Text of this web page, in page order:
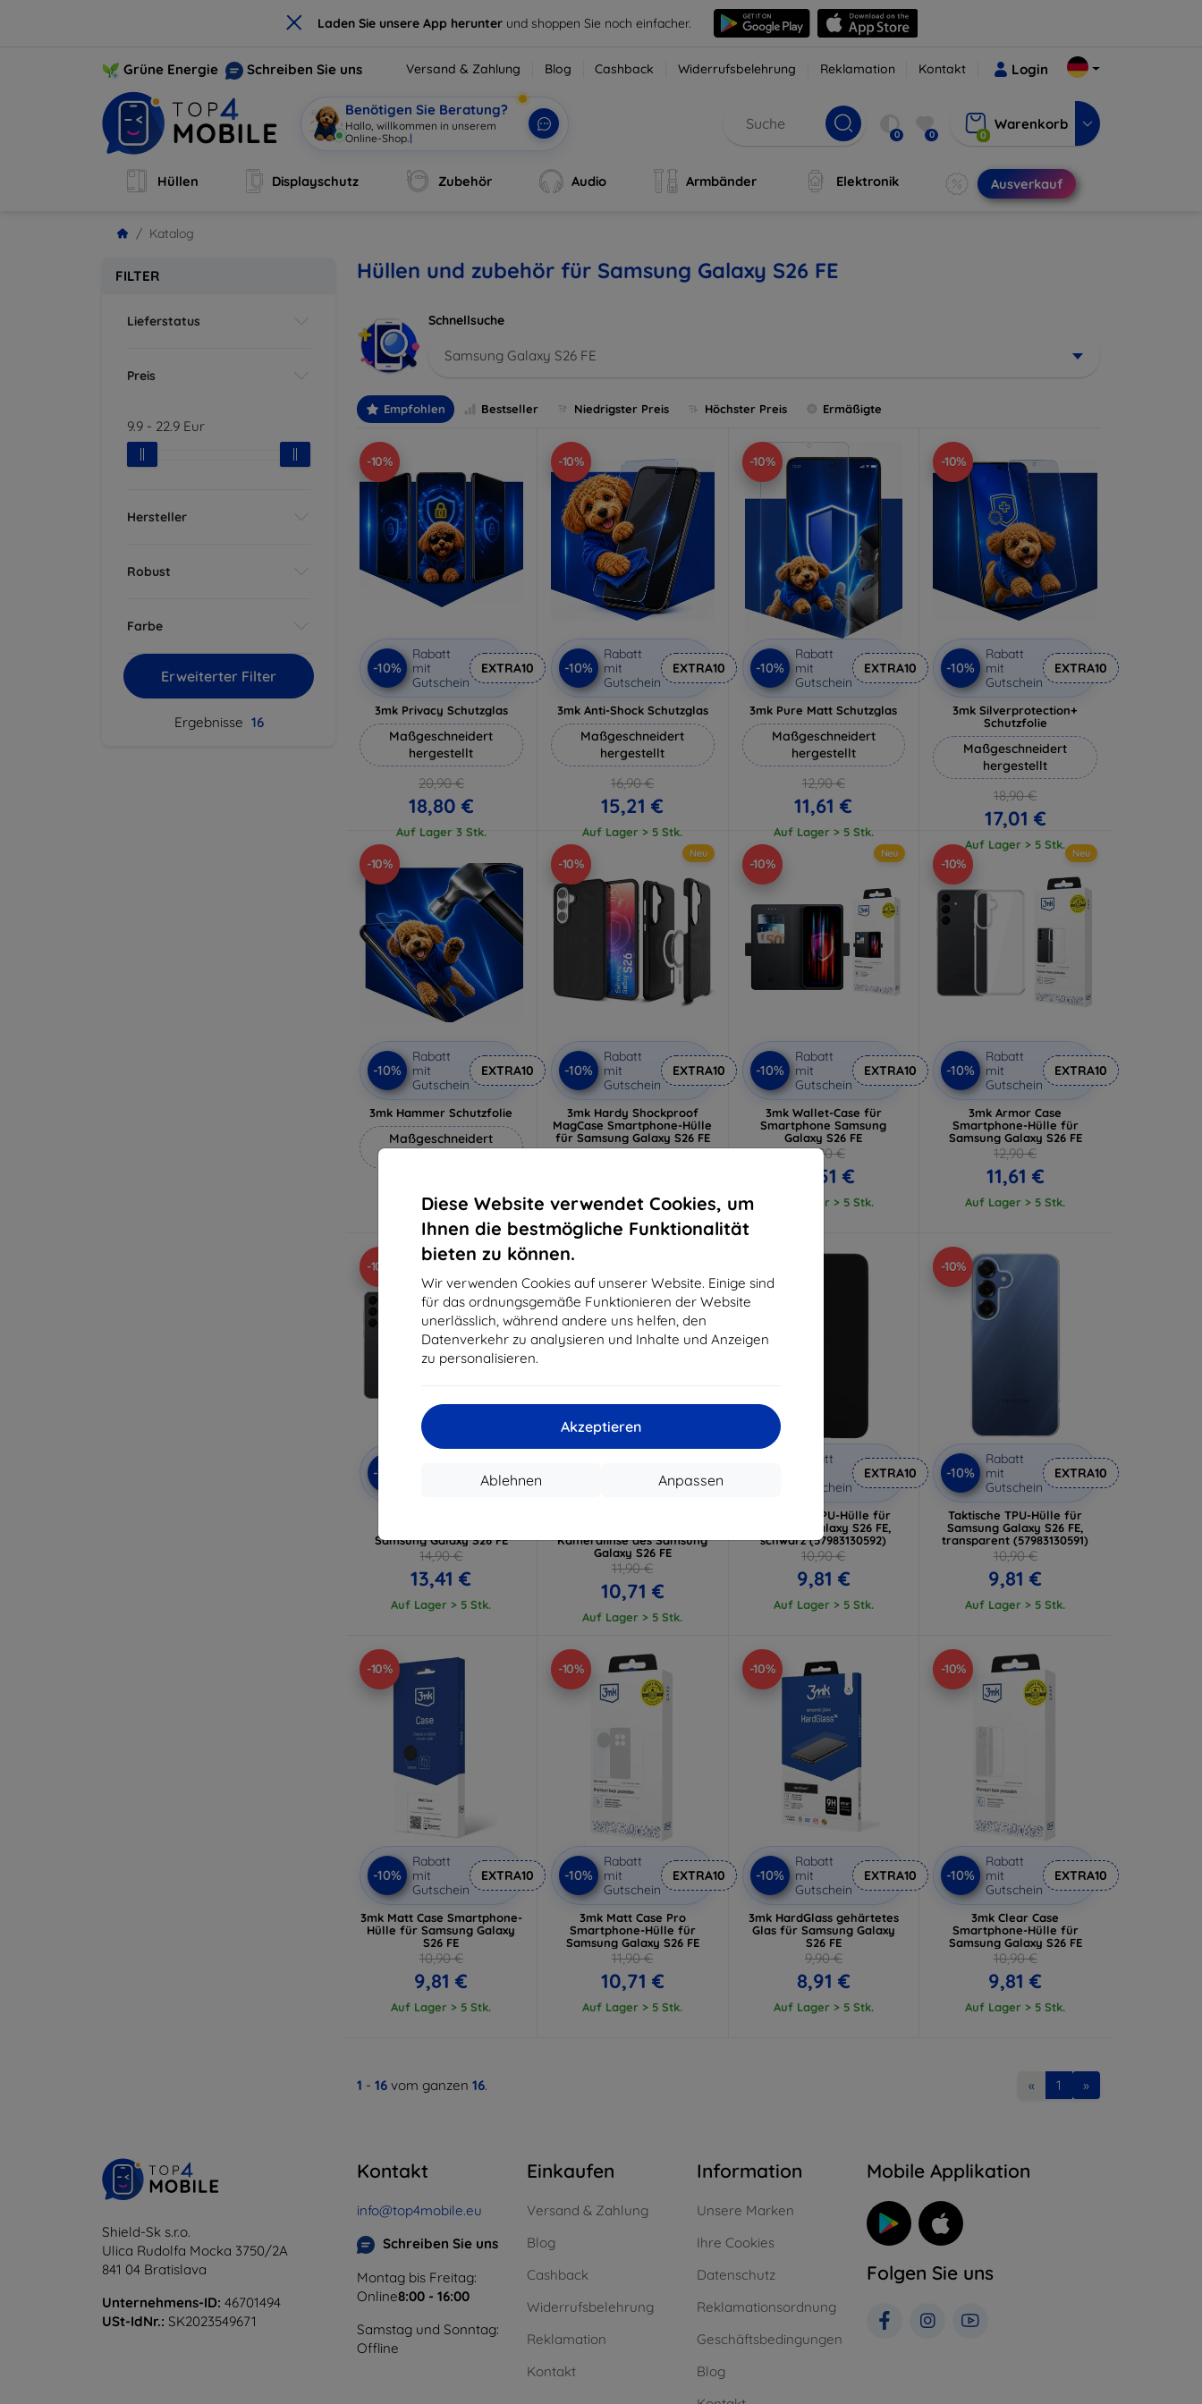
× Laden Sie unsere App herunter und shoppen Sie noch einfacher.
Diese Website verwendet Cookies, um
Ihnen die bestmögliche Funktionalität
bieten zu können.
Wir verwenden Cookies auf unserer Website. Einige sind
für das ordnungsgemäße Funktionieren der Website
unerlässlich, während andere uns helfen, den
Datenverkehr zu analysieren und Inhalte und Anzeigen
zu personalisieren.
Akzeptieren
Anpassen
Ablehnen
Grüne Energie Schreiben Sie uns Versand & Zahlung Blog Cashback Widerrufsbelehrung Reklamation Kontakt Login
Benötigen Sie Beratung?
Hallo, willkommen in unserem 0 0 0
Warenkorb
Hüllen Displayschutz Zubehör Audio Armbänder Elektronik Ausverkauf
Katalog
FILTER
Lieferstatus
Preis
9.9 - 22.9 Eur
Hersteller
Robust
Farbe
Erweiterter Filter
Ergebnisse 16
Hüllen und zubehör für Samsung Galaxy S26 FE
Schnellsuche
Samsung Galaxy S26 FE
Empfohlen Bestseller Niedrigster Preis Höchster Preis Ermäßigte
-10%
-10%
Rabatt
mit
Gutschein
EXTRA10
3mk Privacy Schutzglas
Maßgeschneidert
hergestellt
20,90 €
18,80 €
Auf Lager 3 Stk.
-10%
-10%
Rabatt
mit
Gutschein
EXTRA10
3mk Anti-Shock Schutzglas
Maßgeschneidert
hergestellt
16,90 €
15,21 €
Auf Lager > 5 Stk.
-10%
-10%
Rabatt
mit
Gutschein
EXTRA10
3mk Pure Matt Schutzglas
Maßgeschneidert
hergestellt
12,90 €
11,61 €
Auf Lager > 5 Stk.
-10%
-10%
Rabatt
mit
Gutschein
EXTRA10
3mk Silverprotection+
Schutzfolie
Maßgeschneidert
hergestellt
18,90 €
17,01 €
Auf Lager > 5 Stk.
-10%
-10%
Rabatt
mit
Gutschein
EXTRA10
3mk Hammer Schutzfolie
Maßgeschneidert
17,91 €
Auf Lager 4 Stk.
-10%
Neu
-10%
Rabatt
mit
Gutschein
EXTRA10
3mk Hardy Shockproof
MagCase Smartphone-Hülle
für Samsung Galaxy S26 FE
22,90 €
Auf Lager > 5 Stk.
-10%
Neu
-10%
Rabatt
mit
Gutschein
EXTRA10
3mk Wallet-Case für
Smartphone Samsung
Galaxy S26 FE
13,90 €
12,51 €
Auf Lager > 5 Stk.
-10%
Neu
-10%
Rabatt
mit
Gutschein
EXTRA10
3mk Armor Case
Smartphone-Hülle für
Samsung Galaxy S26 FE
12,90 €
11,61 €
Auf Lager > 5 Stk.
-10%
Neu
-10% EXTRA10
Samsung Galaxy S26 FE
14,90 €
13,41 €
Auf Lager > 5 Stk.
Gutschein
Kameralinse des Samsung
Galaxy S26 FE
11,90 €
10,71 €
Auf Lager > 5 Stk.
Rabatt
Gutschein
EXTRA10
Taktische TPU-Hülle für
Samsung Galaxy S26 FE,
schwarz (57983130592)
10,90 €
9,81 €
Auf Lager > 5 Stk.
-10%
-10%
Rabatt
mit
Gutschein
EXTRA10
Taktische TPU-Hülle für
Samsung Galaxy S26 FE,
transparent (57983130591)
10,90 €
9,81 €
Auf Lager > 5 Stk.
-10%
-10%
Rabatt
mit
Gutschein
EXTRA10
3mk Matt Case Smartphone-
Hülle für Samsung Galaxy
S26 FE
10,90 €
9,81 €
Auf Lager > 5 Stk.
-10%
-10%
Rabatt
mit
Gutschein
EXTRA10
3mk Matt Case Pro
Smartphone-Hülle für
Samsung Galaxy S26 FE
11,90 €
10,71 €
Auf Lager > 5 Stk.
-10%
-10%
Rabatt
mit
Gutschein
EXTRA10
3mk HardGlass gehärtetes
Glas für Samsung Galaxy
S26 FE
9,90 €
8,91 €
Auf Lager > 5 Stk.
-10%
-10%
Rabatt
mit
Gutschein
EXTRA10
3mk Clear Case
Smartphone-Hülle für
Samsung Galaxy S26 FE
10,90 €
9,81 €
Auf Lager > 5 Stk.
1 - 16 vom ganzen 16. « 1 »
Shield-Sk s.r.o.
Ulica Rudolfa Mocka 3750/2A
841 04 Bratislava
Unternehmens-ID: 46701494
USt-IdNr.: SK2023549671
Kontakt
info@top4mobile.eu
Schreiben Sie uns
Montag bis Freitag:
Online8:00 - 16:00
Samstag und Sonntag:
Offline
Einkaufen
Versand & Zahlung
Blog
Cashback
Widerrufsbelehrung
Reklamation
Kontakt
Information
Unsere Marken
Ihre Cookies
Datenschutz
Reklamationsordnung
Geschäftsbedingungen
Blog
Mobile Applikation
Folgen Sie uns